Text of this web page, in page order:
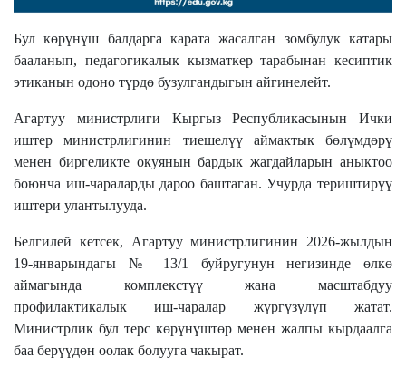
Бул көрүнүш балдарга карата жасалган зомбулук катары
бааланып, педагогикалык кызматкер тарабынан кесиптик
этиканын одоно түрдө бузулгандыгын айгинелейт.
Агартуу министрлиги Кыргыз Республикасынын Ички
иштер министрлигинин тиешелүү аймактык бөлүмдөрү
менен биргеликте окуянын бардык жагдайларын аныктоо
боюнча иш-чараларды дароо баштаган. Учурда териштирүү
иштери улантылууда.
Белгилей кетсек, Агартуу министрлигинин 2026-жылдын
19-январындагы № 13/1 буйругунун негизинде өлкө
аймагында комплекстүү жана масштабдуу
профилактикалык иш-чаралар жүргүзүлүп жатат.
Министрлик бул терс көрүнүштөр менен жалпы кырдаалга
баа берүүдөн оолак болууга чакырат.